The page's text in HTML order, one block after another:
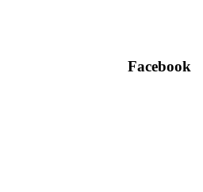
Facebook